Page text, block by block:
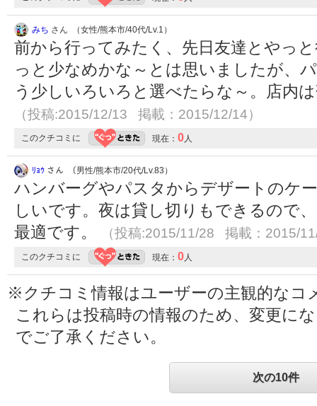
みち さん （女性/熊本市/40代/Lv.1）
前から行ってみたく、先日友達とやっ
っと少なめかな～とは思いましたが、
う少しいろいろと選べたらな～。店内
（投稿:2015/12/13 掲載：2015/12/14）
このクチコミに 現在： 0人
ﾘｮｳ さん （男性/熊本市/20代/Lv.83）
ハンバーグやパスタからデザートのケ
しいです。夜は貸し切りもできるので
最適です。
（投稿:2015/11/28 掲載：2015/
このクチコミに 現在： 0人
※クチコミ情報はユーザーの主観的なコ
これらは投稿時の情報のため、変更に
でご了承ください。
次の10件